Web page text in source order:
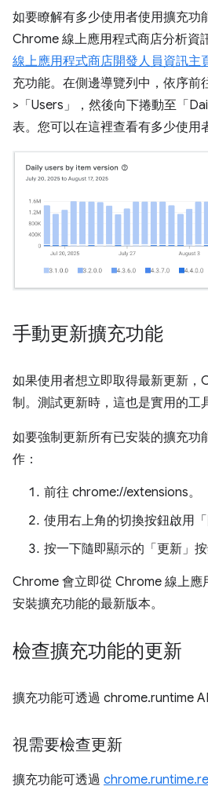
如要瞭解有多少使用者使用擴充功
Chrome 線上應用程式商店分析資
線上應用程式商店開發人員資訊主
充功能。在側邊導覽列中，依序前
>「Users」
，然後向下捲動至「
表。您可以在這裡查看有多少使用
手動更新擴充功能
如果使用者想立即取得最新更新，
制。測試更新時，這也是實用的工
如要強制更新所有已安裝的擴充功
作：
前往 chrome://extensions。
使用右上角的切換按鈕啟用「
按一下隨即顯示的「更新」 按
Chrome 會立即從 Chrome 線上應
安裝擴充功能的最新版本。
檢查擴充功能的更新
擴充功能可透過 chrome.runtime
視需要檢查更新
擴充功能可透過